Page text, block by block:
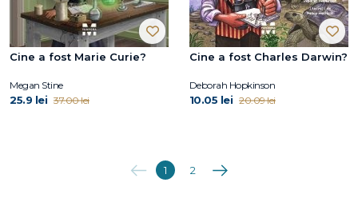
Cine a fost Marie Curie?
Megan Stine
25.9 lei 37.00 lei
Cine a fost Charles Darwin?
Deborah Hopkinson
10.05 lei 20.09 lei
Anterioara
1 2 Următoarea